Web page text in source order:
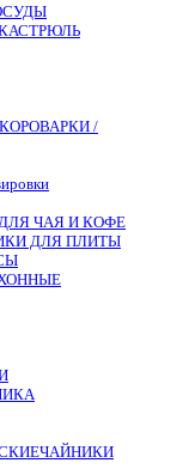
/
ЧАЯ И КОФЕ
ДЛЯ ПЛИТЫ
ЧАЙНИКИ